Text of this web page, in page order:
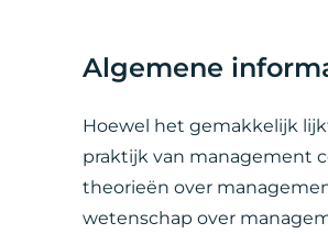
Algemene
Hoewel het gemakkelijk
praktijk van management
theorieën over
wetenschap over